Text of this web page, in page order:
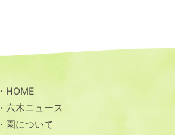
HOME
六木ニュース
園について